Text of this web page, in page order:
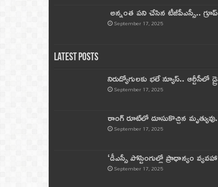
అన్నంత పని చేసిన టీజీపీఎస్సీ..
September 17, 2025
Latest Posts
నిరుద్యోగులకు భలే న్యూస్.. ఆర్టీసీలో
September 17, 2025
రాంగ్ రూట్‌లో దూసుకొచ్చిన
September 17, 2025
‘డీఎస్సీ పోస్టింగుల్లో ప్రాధాన్యం
September 17, 2025